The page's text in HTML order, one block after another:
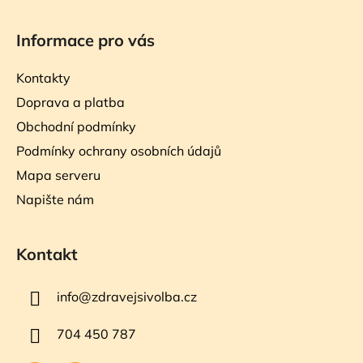
Informace pro vás
Kontakty
Doprava a platba
Obchodní podmínky
Podmínky ochrany osobních údajů
Mapa serveru
Napište nám
Kontakt
info@zdravejsivolba.cz
704 450 787